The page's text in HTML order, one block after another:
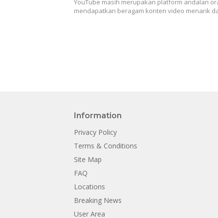
YouTube masih merupakan platform andalan
mendapatkan beragam konten video menarik
Information
Privacy Policy
Terms & Conditions
Site Map
FAQ
Locations
Breaking News
User Area